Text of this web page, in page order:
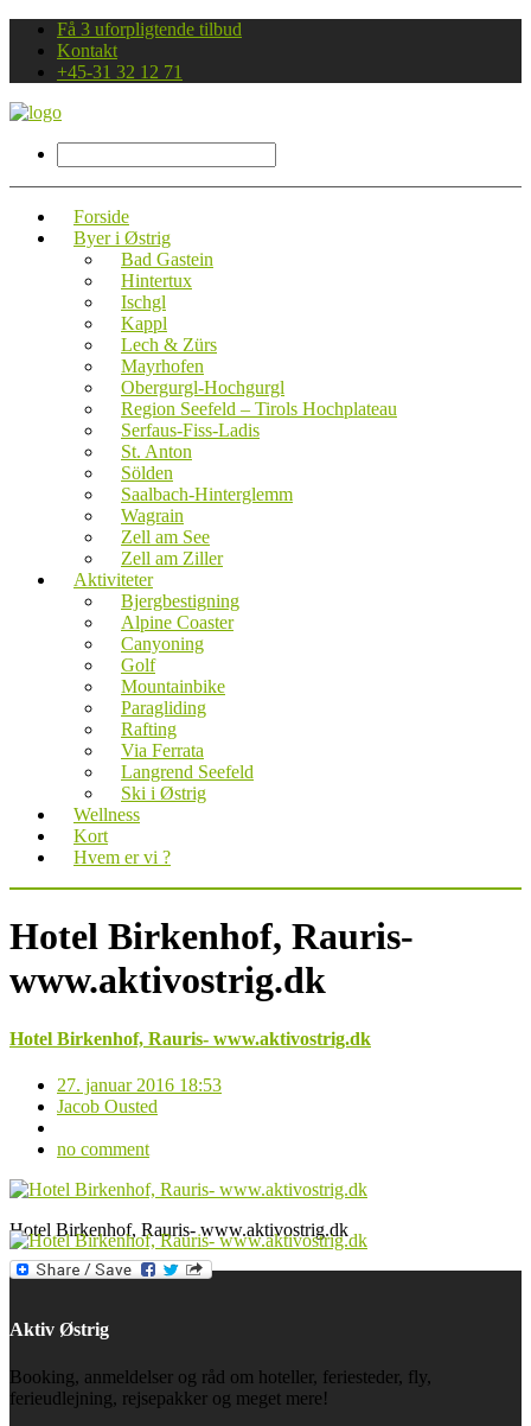
Få 3 uforpligtende tilbud
Kontakt
+45-31 32 12 71
Forside
Byer i Østrig
Bad Gastein
Hintertux
Ischgl
Kappl
Lech & Zürs
Mayrhofen
Obergurgl-Hochgurgl
Region Seefeld – Tirols Hochplateau
Serfaus-Fiss-Ladis
St. Anton
Sölden
Saalbach-Hinterglemm
Wagrain
Zell am See
Zell am Ziller
Aktiviteter
Bjergbestigning
Alpine Coaster
Canyoning
Golf
Mountainbike
Paragliding
Rafting
Via Ferrata
Langrend Seefeld
Ski i Østrig
Wellness
Kort
Hvem er vi ?
Hotel Birkenhof, Rauris-
www.aktivostrig.dk
Hotel Birkenhof, Rauris- www.aktivostrig.dk
27. januar 2016 18:53
Jacob Ousted
no comment
Hotel Birkenhof, Rauris- www.aktivostrig.dk
Aktiv Østrig
Booking, anmeldelser og råd om hoteller, feriesteder, fly,
ferieudlejning, rejsepakker og meget mere!